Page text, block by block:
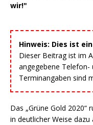
wir!"
Hinweis: Dies ist
Dieser Beitrag ist im
angegebene
Terminangaben sind
Das „Grüne Gold
in deutlicher Weise